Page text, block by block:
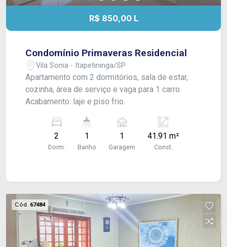
R$ 850,00 L
Condomínio Primaveras Residencial
Vila Sonia - Itapetininga/SP
Apartamento com 2 dormitórios, sala de estar,
cozinha, área de serviço e vaga para 1 carro.
Acabamento: laje e piso frio.
2
Dorm.
1
Banho
1
Garagem
41.91 m²
Const.
Cód. 67484